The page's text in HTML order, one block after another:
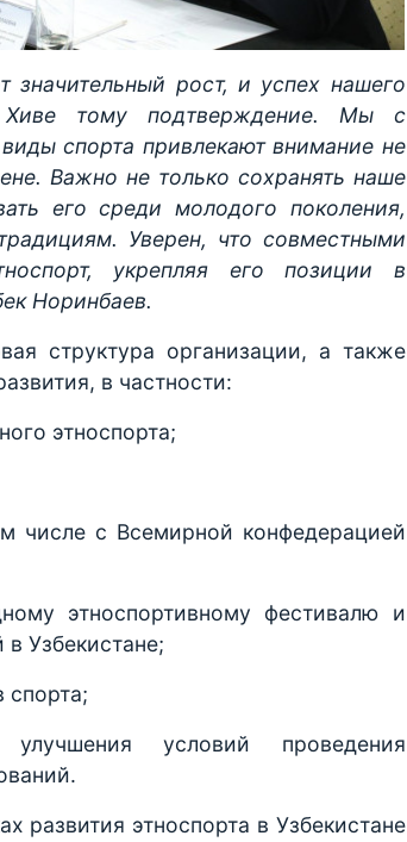
значительный рост, и успех нашего
Хиве тому подтверждение. Мы с
спорта привлекают внимание не
Важно не только сохранять наше
его среди молодого поколения,
Уверен, что совместными
укрепляя его позиции в
Норинбаев.
структура организации, а также
в частности:
этноспорта;
числе с Всемирной конфедерацией
этноспортивному фестивалю и
Узбекистане;
спорта;
условий проведения
развития этноспорта в Узбекистане